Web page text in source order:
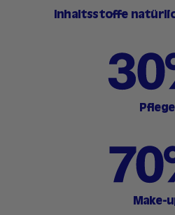
Inhaltsstoffe
Pflege
Make-